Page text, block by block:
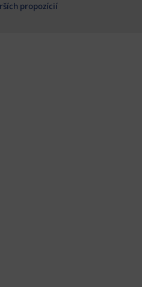
propozícií